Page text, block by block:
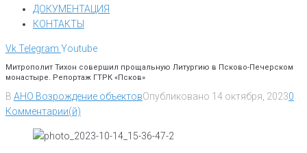
ДОКУМЕНТАЦИЯ
КОНТАКТЫ
VkTelegram Youtube
Митрополит Тихон совершил прощальную Литургию в Псково-Печерском
монастыре. Репортаж ГТРК «Псков»
В АНО Возрождение объектовОпубликовано 14 октября, 20230
Комментарии(й)